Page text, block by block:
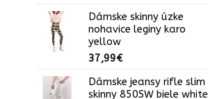
Dámske skinny úzke
nohavice leginy karo
yellow
37,99€
Dámske jeansy rifle slim
skinny 850SW biele white